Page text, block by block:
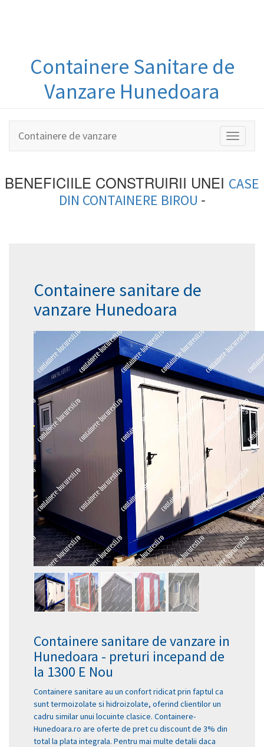
Containere Sanitare de
Vanzare Hunedoara
Toggle
Containere de vanzare
BENEFICIILE CONSTRUIRII UNEI CASE
DIN CONTAINERE BIROU -
Containere sanitare de
vanzare Hunedoara
Containere sanitare de vanzare in
Hunedoara - preturi incepand de
la 1300 E Nou
Containere sanitare au un confort ridicat prin faptul ca
sunt termoizolate si hidroizolate, oferind clientilor un
cadru similar unui locuinte clasice. Containere-
Hunedoara.ro are oferte de pret cu discount de 3% din
total la plata integrala. Pentru mai multe detalii daca